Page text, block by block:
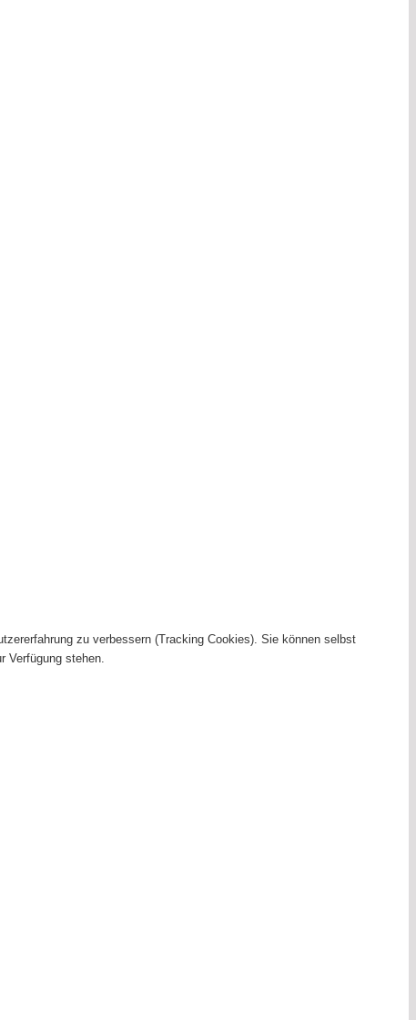
zu verbessern (Tracking Cookies). Sie können selbst
Verfügung stehen.